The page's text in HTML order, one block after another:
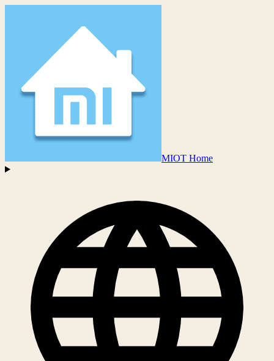
MIOT Home